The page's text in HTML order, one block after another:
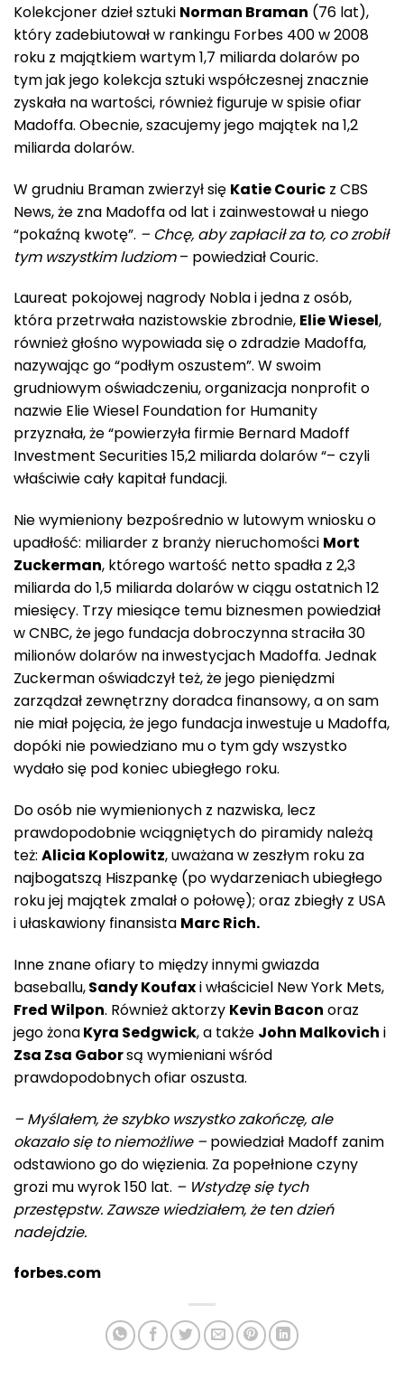
Kolekcjoner dzieł sztuki Norman Braman (76 lat),
który zadebiutował w rankingu Forbes 400 w 2008
roku z majątkiem wartym 1,7 miliarda dolarów po
tym jak jego kolekcja sztuki współczesnej znacznie
zyskała na wartości, również figuruje w spisie ofiar
Madoffa. Obecnie, szacujemy jego majątek na 1,2
miliarda dolarów.
W grudniu Braman zwierzył się Katie Couric z CBS
News, że zna Madoffa od lat i zainwestował u niego
“pokaźną kwotę”. – Chcę, aby zapłacił za to, co zrobił
tym wszystkim ludziom– powiedział Couric.
Laureat pokojowej nagrody Nobla i jedna z osób,
która przetrwała nazistowskie zbrodnie, Elie Wiesel,
również głośno wypowiada się o zdradzie Madoffa,
nazywając go “podłym oszustem”. W swoim
grudniowym oświadczeniu, organizacja nonprofit o
nazwie Elie Wiesel Foundation for Humanity
przyznała, że “powierzyła firmie Bernard Madoff
Investment Securities 15,2 miliarda dolarów “– czyli
właściwie cały kapitał fundacji.
Nie wymieniony bezpośrednio w lutowym wniosku o
upadłość: miliarder z branży nieruchomości Mort
Zuckerman, którego wartość netto spadła z 2,3
miliarda do 1,5 miliarda dolarów w ciągu ostatnich 12
miesięcy. Trzy miesiące temu biznesmen powiedział
w CNBC, że jego fundacja dobroczynna straciła 30
milionów dolarów na inwestycjach Madoffa. Jednak
Zuckerman oświadczył też, że jego pieniędzmi
zarządzał zewnętrzny doradca finansowy, a on sam
nie miał pojęcia, że jego fundacja inwestuje u Madoffa,
dopóki nie powiedziano mu o tym gdy wszystko
wydało się pod koniec ubiegłego roku.
Do osób nie wymienionych z nazwiska, lecz
prawdopodobnie wciągniętych do piramidy należą
też: Alicia Koplowitz, uważana w zeszłym roku za
najbogatszą Hiszpankę (po wydarzeniach ubiegłego
roku jej majątek zmalał o połowę); oraz zbiegły z USA
i ułaskawiony finansista Marc Rich.
Inne znane ofiary to między innymi gwiazda
baseballu,Sandy Koufaxi właściciel New York Mets,
Fred Wilpon. Również aktorzy Kevin Bacon oraz
jego żonaKyra Sedgwick, a także John Malkovich i
Zsa Zsa Gaborsą wymieniani wśród
prawdopodobnych ofiar oszusta.
– Myślałem, że szybko wszystko zakończę, ale
okazało się to niemożliwe – powiedział Madoff zanim
odstawiono go do więzienia. Za popełnione czyny
grozi mu wyrok 150 lat. – Wstydzę się tych
przestępstw. Zawsze wiedziałem, że ten dzień
nadejdzie.
forbes.com